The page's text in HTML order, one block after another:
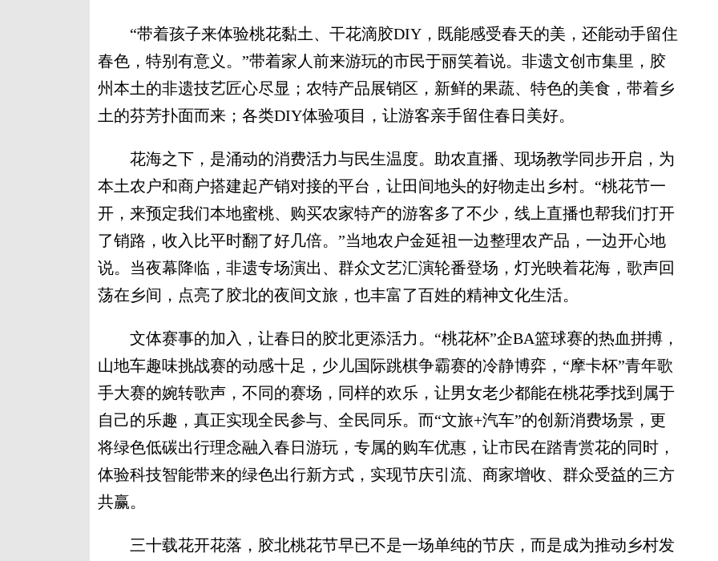
“带着孩子来体验桃花黏土、干花滴胶DIY，既能感受春天的美，还能动手留住
春色，特别有意义。”带着家人前来游玩的市民于丽笑着说。非遗文创市集里，胶
州本土的非遗技艺匠心尽显；农特产品展销区，新鲜的果蔬、特色的美食，带着乡
土的芬芳扑面而来；各类DIY体验项目，让游客亲手留住春日美好。
花海之下，是涌动的消费活力与民生温度。助农直播、现场教学同步开启，为
本土农户和商户搭建起产销对接的平台，让田间地头的好物走出乡村。“桃花节一
开，来预定我们本地蜜桃、购买农家特产的游客多了不少，线上直播也帮我们打开
了销路，收入比平时翻了好几倍。”当地农户金延祖一边整理农产品，一边开心地
说。当夜幕降临，非遗专场演出、群众文艺汇演轮番登场，灯光映着花海，歌声回
荡在乡间，点亮了胶北的夜间文旅，也丰富了百姓的精神文化生活。
文体赛事的加入，让春日的胶北更添活力。“桃花杯”企BA篮球赛的热血拼搏，
山地车趣味挑战赛的动感十足，少儿国际跳棋争霸赛的冷静博弈，“摩卡杯”青年歌
手大赛的婉转歌声，不同的赛场，同样的欢乐，让男女老少都能在桃花季找到属于
自己的乐趣，真正实现全民参与、全民同乐。而“文旅+汽车”的创新消费场景，更
将绿色低碳出行理念融入春日游玩，专属的购车优惠，让市民在踏青赏花的同时，
体验科技智能带来的绿色出行新方式，实现节庆引流、商家增收、群众受益的三方
共赢。
三十载花开花落，胶北桃花节早已不是一场单纯的节庆，而是成为推动乡村发